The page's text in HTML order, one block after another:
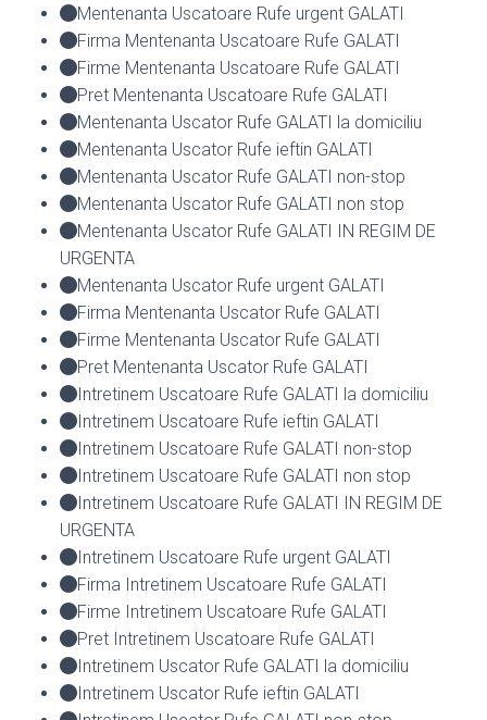
Mentenanta Uscatoare Rufe urgent GALATI
Firma Mentenanta Uscatoare Rufe GALATI
Firme Mentenanta Uscatoare Rufe GALATI
Pret Mentenanta Uscatoare Rufe GALATI
Mentenanta Uscator Rufe GALATI la domiciliu
Mentenanta Uscator Rufe ieftin GALATI
Mentenanta Uscator Rufe GALATI non-stop
Mentenanta Uscator Rufe GALATI non stop
Mentenanta Uscator Rufe GALATI IN REGIM DE
URGENTA
Mentenanta Uscator Rufe urgent GALATI
Firma Mentenanta Uscator Rufe GALATI
Firme Mentenanta Uscator Rufe GALATI
Pret Mentenanta Uscator Rufe GALATI
Intretinem Uscatoare Rufe GALATI la domiciliu
Intretinem Uscatoare Rufe ieftin GALATI
Intretinem Uscatoare Rufe GALATI non-stop
Intretinem Uscatoare Rufe GALATI non stop
Intretinem Uscatoare Rufe GALATI IN REGIM DE
URGENTA
Intretinem Uscatoare Rufe urgent GALATI
Firma Intretinem Uscatoare Rufe GALATI
Firme Intretinem Uscatoare Rufe GALATI
Pret Intretinem Uscatoare Rufe GALATI
Intretinem Uscator Rufe GALATI la domiciliu
Intretinem Uscator Rufe ieftin GALATI